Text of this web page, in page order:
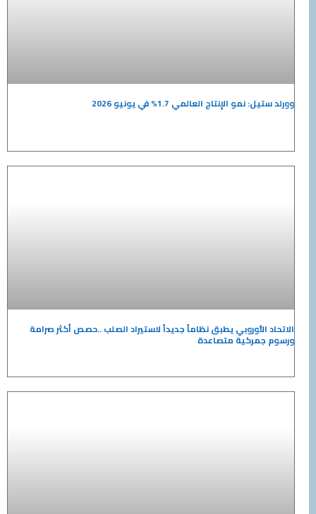
وورلد ستيل: نمو الإنتاج العالمي 1.7% في يونيو 2026
الاتحاد الأوروبي يطبق نظاماً جديداً لاستيراد الصلب ..حصص أكثر صرامة
ورسوم جمركية متصاعدة